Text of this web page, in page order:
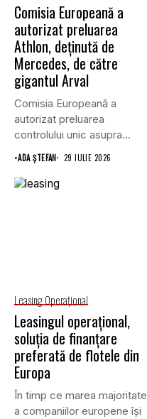
Comisia Europeană a
autorizat preluarea
Athlon, deținută de
Mercedes, de către
gigantul Arval
Comisia Europeană a
autorizat preluarea
controlului unic asupra
companiei de leasing
Athlon...
•ADA ȘTEFAN 29 IULIE 2026
Leasing Operaţional
Leasingul operațional,
soluția de finanțare
preferată de flotele din
Europa
În timp ce marea majoritate
a companiilor europene își